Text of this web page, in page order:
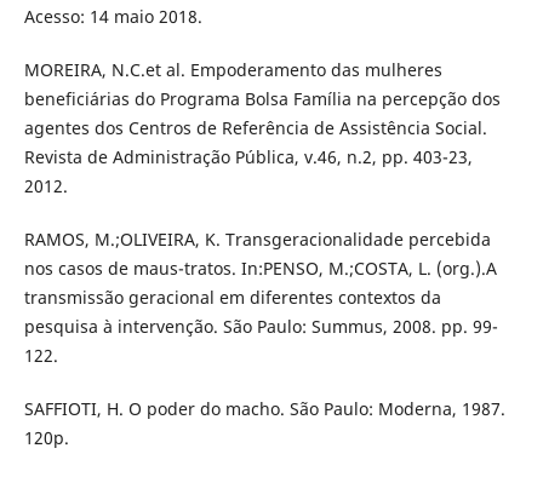
Acesso: 14 maio 2018.
MOREIRA, N.C.et al. Empoderamento das mulheres
beneficiárias do Programa Bolsa Família na percepção dos
agentes dos Centros de Referência de Assistência Social.
Revista de Administração Pública, v.46, n.2, pp. 403-23,
2012.
RAMOS, M.;OLIVEIRA, K. Transgeracionalidade percebida
nos casos de maus-tratos. In:PENSO, M.;COSTA, L. (org.).A
transmissão geracional em diferentes contextos da
pesquisa à intervenção. São Paulo: Summus, 2008. pp. 99-
122.
SAFFIOTI, H. O poder do macho. São Paulo: Moderna, 1987.
120p.